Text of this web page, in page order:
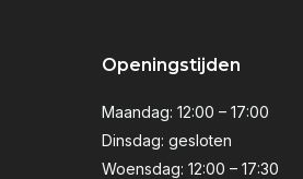
Openingstijden
Maandag: 12:00 – 17:00
Dinsdag: gesloten
Woensdag: 12:00 – 17:30